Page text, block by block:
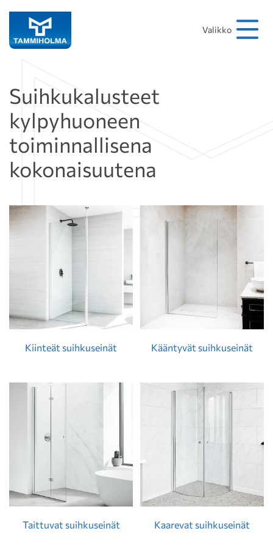
Valikko
Suihkukalusteet
kylpyhuoneen
toiminnallisena
kokonaisuutena
Kiinteät suihkuseinät Kääntyvät suihkuseinät
Taittuvat suihkuseinät Kaarevat suihkuseinät